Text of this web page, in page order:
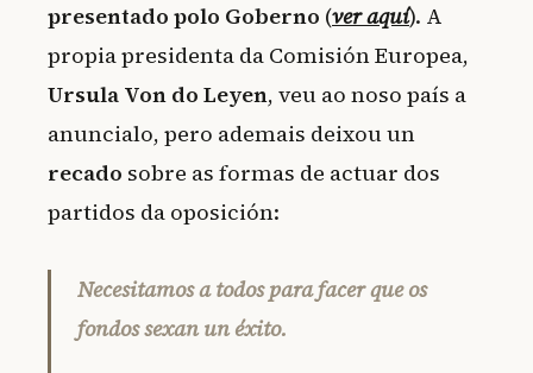
presentado polo Goberno (ver aquí). A
propia presidenta da Comisión Europea,
Ursula Von do Leyen, veu ao noso país a
anuncialo, pero ademais deixou un
recado sobre as formas de actuar dos
partidos da oposición:
Necesitamos a todos para facer que os
fondos sexan un éxito.